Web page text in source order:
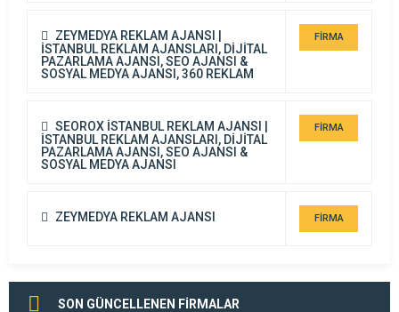
ZEYMEDYA REKLAM AJANSI |
İSTANBUL REKLAM AJANSLARI, DİJİTAL
PAZARLAMA AJANSI, SEO AJANSI &
SOSYAL MEDYA AJANSI, 360 REKLAM
FİRMA
SEOROX İSTANBUL REKLAM AJANSI |
İSTANBUL REKLAM AJANSLARI, DİJİTAL
PAZARLAMA AJANSI, SEO AJANSI &
SOSYAL MEDYA AJANSI
FİRMA
ZEYMEDYA REKLAM AJANSI FİRMA
SON GÜNCELLENEN FİRMALAR